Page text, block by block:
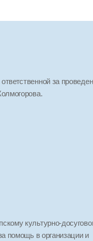
за
культурно-
помощь в организации и